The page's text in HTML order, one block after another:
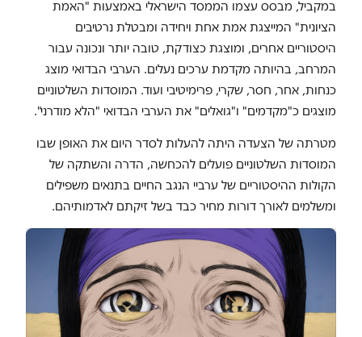
במקביל, מבסס עצמו הממסד הישראלי באמצעות "האמת
הציונית" המייצגת אמת אחת ויחידה ומבטלת נרטיבים
היסטוריים אחרים, ומוצגת כצודקת, טובה יותר ונכונה עבור
המרחב, בהיותה מקדמת ערכים נעלים. הערבי הבדואי מוצג
כנחות, אחר, חסר, שקרי, פרימיטיבי ועוד. המוסדות השלטוניים
מוצגים כ"מקדמים" ו"גואלים" את הערבי הבדואי "הלא מודרני".
מטרתה של הצעדה היתה להעלות לסדר היום את האופן שבו
המוסדות השלטוניים פועלים להכחשה, הדרה והשתקה של
הקולות ההיסטוריים של ערביי הנגב החיים בתנאים משפילים
ומשלמים לאורך דורות מחיר כבד בשל זיקתם לאדמותיהם.